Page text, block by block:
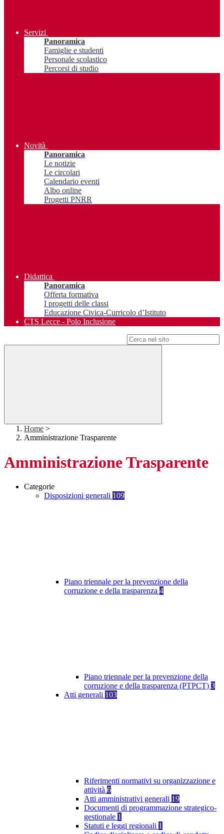
Servizi
Panoramica
Famiglie e studenti
Personale scolastico
Percorsi di studio
Novità
Panoramica
Le notizie
Le circolari
Calendario eventi
Albo online
Progetti PNRR
Didattica
Panoramica
Offerta formativa
I progetti delle classi
Educazione Civica-Curricolo d’Istituto
CTS Lecce - Polo Inclusione
Home >
Amministrazione Trasparente
Amministrazione Trasparente
Categorie
Disposizioni generali 109
Piano triennale per la prevenzione della
corruzione e della trasparenza 4
Piano triennale per la prevenzione della
corruzione e della trasparenza (PTPCT) 3
Atti generali 103
Riferimenti normativi su organizzazione e
attività 6
Atti amministrativi generali 19
Documenti di programmazione strategico-
gestionale 1
Statuti e leggi regionali 1